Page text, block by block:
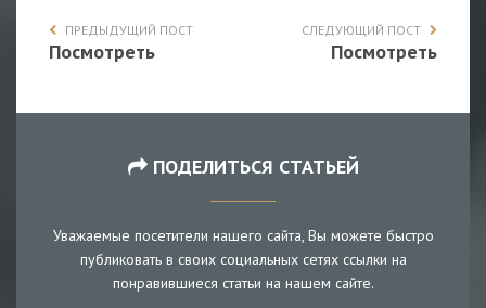
ПРЕДЫДУЩИЙ ПОСТ
Посмотреть
СЛЕДУЮЩИЙ ПОСТ
Посмотреть
ПОДЕЛИТЬСЯ СТАТЬЕЙ
Уважаемые посетители нашего сайта, Вы можете быстро
публиковать в своих социальных сетях ссылки на
понравившиеся статьи на нашем сайте.